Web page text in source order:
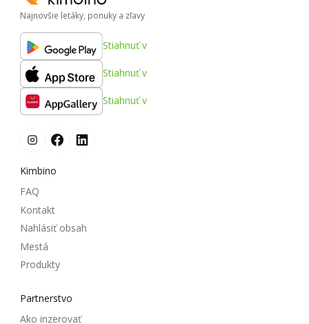
Najnovšie letáky, ponuky a zľavy
Stiahnuť v
Stiahnuť v
Stiahnuť v
Kimbino
FAQ
Kontakt
Nahlásiť obsah
Mestá
Produkty
Partnerstvo
Ako inzerovať